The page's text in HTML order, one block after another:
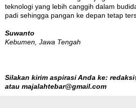
teknologi yang lebih canggih dalam
padi sehingga pangan ke depan tetap
Suwanto
Kebumen, Jawa Tengah
Silakan kirim aspirasi Anda ke:
atau majalahtebar@gmail.com